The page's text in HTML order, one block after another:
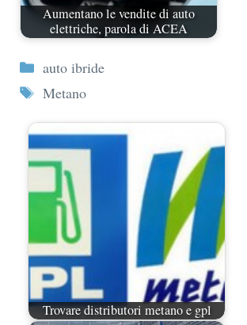
Aumentano le vendite di auto
elettriche, parola di ACEA
Categorie
auto ibride
Tag
Metano
Trovare distributori metano e gpl